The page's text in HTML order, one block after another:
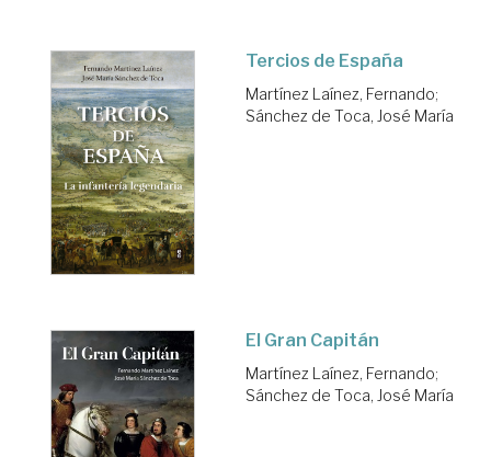
Tercios de España
Martínez Laínez, Fernando;
Sánchez de Toca, José María
El Gran Capitán
Martínez Laínez, Fernando;
Sánchez de Toca, José María